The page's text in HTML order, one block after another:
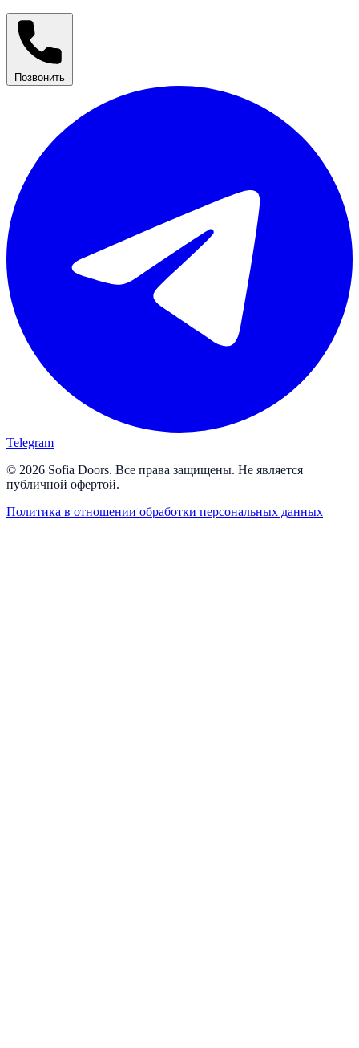
Позвонить
Telegram
© 2026 Sofia Doors. Все права защищены. Не является
публичной офертой.
Политика в отношении обработки персональных данных